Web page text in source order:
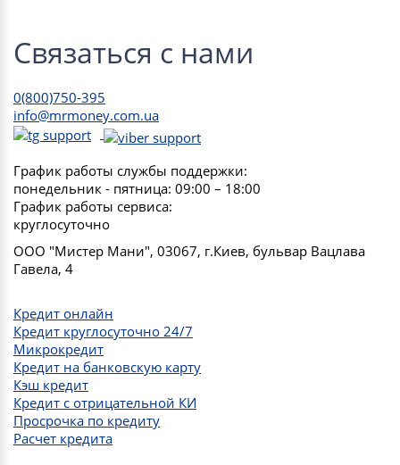
Связаться с нами
0(800)750-395
info@mrmoney.com.ua
График работы службы поддержки:
понедельник - пятница: 09:00 – 18:00
График работы сервиса:
круглосуточно
ООО "Мистер Мани", 03067, г.Киев, бульвар Вацлава
Гавела, 4
Кредит онлайн
Кредит круглосуточно 24/7
Микрокредит
Кредит на банковскую карту
Кэш кредит
Кредит с отрицательной КИ
Просрочка по кредиту
Расчет кредита